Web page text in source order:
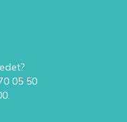
05 50